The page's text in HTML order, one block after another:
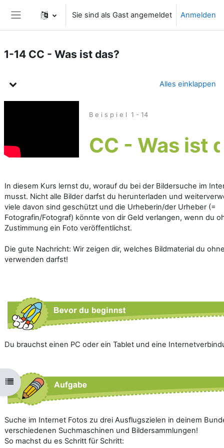
Website-Übersicht
Sie sind als Gast angemeldet Anmelden
Kursindex öffnen
1-14 CC - Was ist das?
Alles einklappen
B e i s p i e l 1 - 14
CC - Was ist
In diesem Kurs lernst du, worauf du bei der Bildersuche im
musst. Nicht alle Bilder darfst du herunterladen und
viele davon sind geschützt und die Urheberin/der Urheber (=
Fotografin/Fotograf) könnte von dir Geld verlangen, wenn du
Zustimmung ein Foto veröffentlichst.
Die gute Nachricht: Wir zeigen dir, welches Bildmaterial du
verwenden darfst!
Du brauchst einen PC oder ein Tablet und eine
Suche im Internet Fotos zu drei Ausflugszielen in deinem
verschiedenen Suchmaschinen und Bildersammlungen!
So machst du es Schritt für Schritt: